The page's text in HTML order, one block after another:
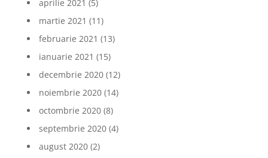
aprilie 2021 (5)
martie 2021 (11)
februarie 2021 (13)
ianuarie 2021 (15)
decembrie 2020(12)
noiembrie 2020(14)
octombrie 2020(8)
septembrie 2020(4)
august 2020(2)